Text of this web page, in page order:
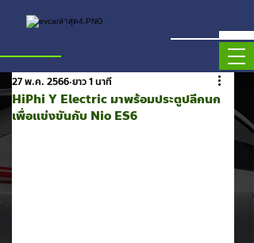
HiPhi Y Electric มาพร้อมประตูปลีกนก
เพื่อแข่งขันกับ Nio ES6
27 พ.ค. 2566 ยาว 1 นาที